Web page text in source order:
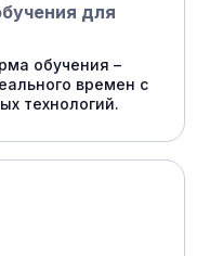
для
обучения –
времен с
технологий.